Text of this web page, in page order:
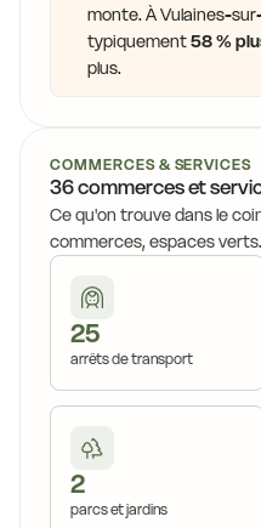
monte. À Vulaines-
typiquement58 %
plus.
COMMERCES & SERVICES
36 commerces et
Ce qu'on trouve dans le
commerces, espaces verts.
25
arrêts de transport
2
parcs et jardins